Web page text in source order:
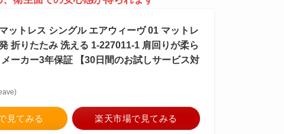
ットレス シングル エアウィーヴ 01 マットレ
折りたたみ 洗える 1-227011-1 肩回りが柔ら
ーカー3年保証 【30日間のお試しサービス対
見てみる 楽天市場で見てみる